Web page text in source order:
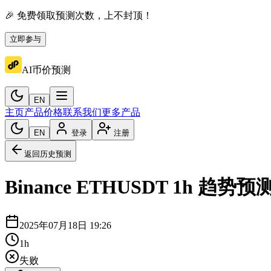
🎉 免费领取预测次数，上不封顶！
立即参与
AI币价预测
EN
主页产品价格联系我们更多产品
EN 登录 注册
返回历史预测
Binance ETHUSDT 1h 趋势预
2025年07月18日 19:26
1h
失败